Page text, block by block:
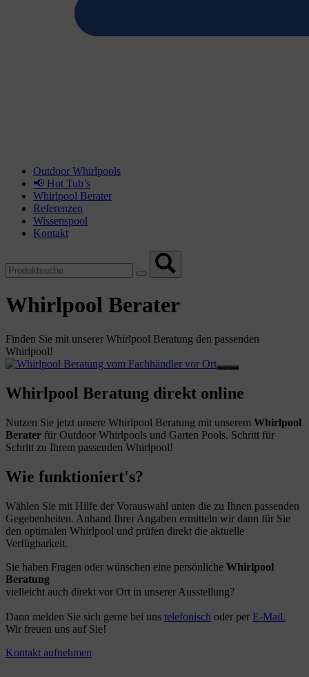
Outdoor Whirlpools
📢 Hot Tub’s
Whirlpool Berater
Referenzen
Wissenspool
Kontakt
Whirlpool Berater
Finden Sie mit unserer Whirlpool Beratung den passenden
Whirlpool!
Whirlpool Beratung direkt online
Nutzen Sie jetzt unsere Whirlpool Beratung mit unserem Whirlpool
Berater für Outdoor Whirlpools und Garten Pools. Schritt für
Schritt zu Ihrem passenden Whirlpool!
Wie funktioniert's?
Wählen Sie mit Hilfe der Vorauswahl unten die zu Ihnen passenden
Gegebenheiten. Anhand Ihrer Angaben ermitteln wir dann für Sie
den optimalen Whirlpool und prüfen direkt die aktuelle
Verfügbarkeit.
Sie haben Fragen oder wünschen eine persönliche Whirlpool
Beratung
vielleicht auch direkt vor Ort in unserer Ausstellung?
Dann melden Sie sich gerne bei uns telefonisch oder per E-Mail.
Wir freuen uns auf Sie!
Kontakt aufnehmen